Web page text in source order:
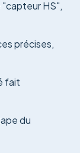
"capteur HS",
précises,
fait
du